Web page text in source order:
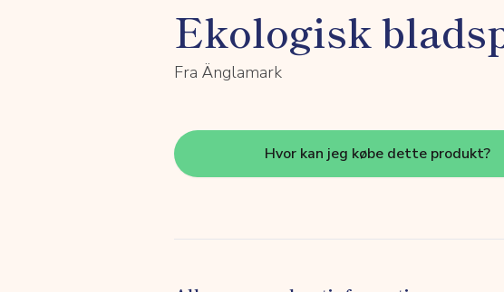
Ekologisk
Fra Änglamark
Hvor kan jeg købe dette produkt?